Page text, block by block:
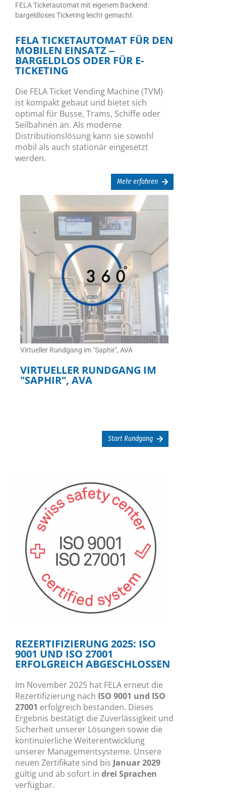
FELA Ticketautomat mit eigenem Backend:
bargeldloses Ticketing leicht gemacht.
FELA TICKETAUTOMAT FÜR DEN
MOBILEN EINSATZ ‒
BARGELDLOS ODER FÜR E-
TICKETING
Die FELA Ticket Vending Machine (TVM)
ist kompakt gebaut und bietet sich
optimal für Busse, Trams, Schiffe oder
Seilbahnen an. Als moderne
Distributionslösung kann sie sowohl
mobil als auch stationär eingesetzt
werden.
Mehr erfahren
Virtueller Rundgang im "Saphir", AVA
VIRTUELLER RUNDGANG IM
"SAPHIR", AVA
Start Rundgang
REZERTIFIZIERUNG 2025: ISO
9001 UND ISO 27001
ERFOLGREICH ABGESCHLOSSEN
Im November 2025 hat FELA erneut die
Rezertifizierung nach ISO 9001 und ISO
27001 erfolgreich bestanden. Dieses
Ergebnis bestätigt die Zuverlässigkeit und
Sicherheit unserer Lösungen sowie die
kontinuierliche Weiterentwicklung
unserer Managementsysteme. Unsere
neuen Zertifikate sind bis Januar 2029
gültig und ab sofort in drei Sprachen
verfügbar.